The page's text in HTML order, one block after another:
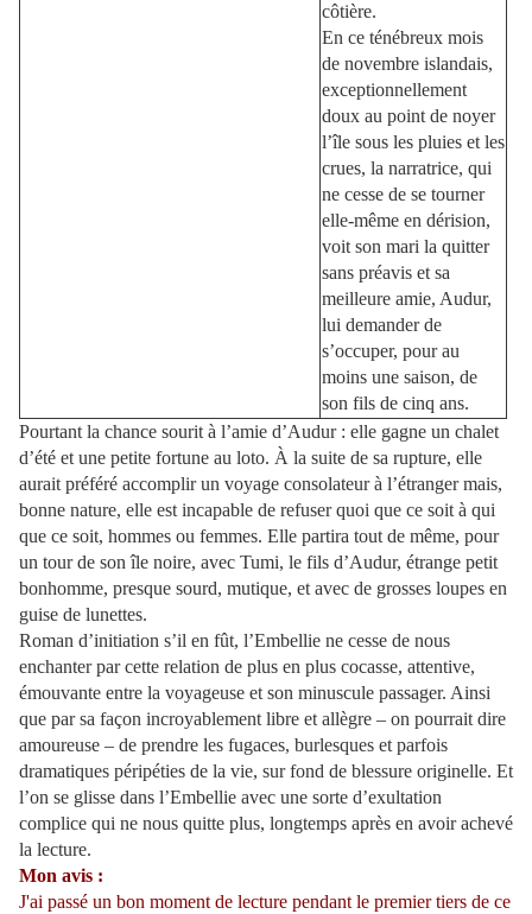
côtière.
En ce ténébreux mois
de novembre islandais,
exceptionnellement
doux au point de noyer
l’île sous les pluies et les
crues, la narratrice, qui
ne cesse de se tourner
elle-même en dérision,
voit son mari la quitter
sans préavis et sa
meilleure amie, Audur,
lui demander de
s’occuper, pour au
moins une saison, de
son fils de cinq ans.
Pourtant la chance sourit à l’amie d’Audur : elle gagne un chalet
d’été et une petite fortune au loto. À la suite de sa rupture, elle
aurait préféré accomplir un voyage consolateur à l’étranger mais,
bonne nature, elle est incapable de refuser quoi que ce soit à qui
que ce soit, hommes ou femmes. Elle partira tout de même, pour
un tour de son île noire, avec Tumi, le fils d’Audur, étrange petit
bonhomme, presque sourd, mutique, et avec de grosses loupes en
guise de lunettes.
Roman d’initiation s’il en fût, l’Embellie ne cesse de nous
enchanter par cette relation de plus en plus cocasse, attentive,
émouvante entre la voyageuse et son minuscule passager. Ainsi
que par sa façon incroyablement libre et allègre – on pourrait dire
amoureuse – de prendre les fugaces, burlesques et parfois
dramatiques péripéties de la vie, sur fond de blessure originelle. Et
l’on se glisse dans l’Embellie avec une sorte d’exultation
complice qui ne nous quitte plus, longtemps après en avoir achevé
la lecture.
Mon avis :
J'ai passé un bon moment de lecture pendant le premier tiers de ce